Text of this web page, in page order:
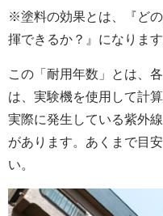
※塗料の効果とは、『ど
揮できるか？』になります
この「耐用年数」とは、
は、実験機を使用して計
実際に発生している紫外
があります。あくまで目
い。